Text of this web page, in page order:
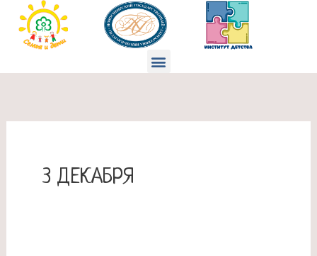
Перейти
содержимому
Меню
3 ДЕКАБРЯ